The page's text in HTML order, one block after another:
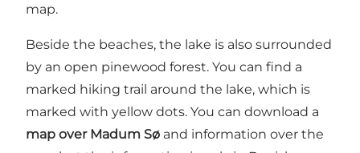
map.
Beside the beaches, the lake is also surrounded
by an open pinewood forest. You can find a
marked hiking trail around the lake, which is
marked with yellow dots. You can download a
map over Madum Sø and information over the